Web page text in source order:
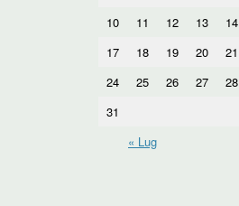
10
11 12 13 14
17
18 19 20 21
24
25 26 27 28
31
« Lug